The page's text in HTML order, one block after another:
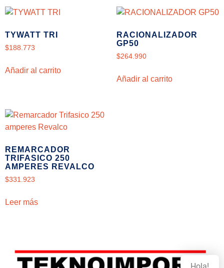
TYWATT TRI
$188.773
Añadir al carrito
RACIONALIZADOR
GP50
$264.990
Añadir al carrito
REMARCADOR
TRIFASICO 250
AMPERES REVALCO
$331.923
Leer más